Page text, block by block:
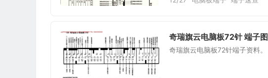
奇瑞旗云电脑板72针 端子图
奇瑞旗云电脑板72针端子资料。